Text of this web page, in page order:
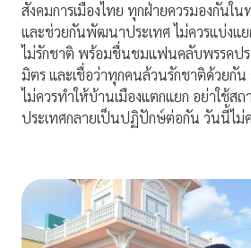
สังคมการเมืองไทย ทุกฝ่ายควรมองกันใ
และช่วยกันพัฒนาประเทศ ไม่ควรแบ่งแย
ไม่รักชาติ พร้อมชื่นชมแฟนคลับพรรคป
มิตร และเชื่อว่าทุกคนล้วนรักชาติด้วยกัน
ไม่ควรทำให้บ้านเมืองแตกแยก อย่าใช้ส
ประเทศกลายเป็นปฏิปักษ์ต่อกัน วันนี้ไม่ค